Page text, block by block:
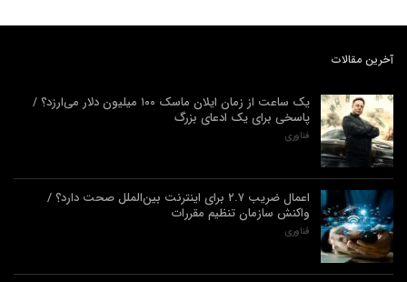
آخرین مقالات
یک ساعت از زمان ایلان ماسک ۱۰۰ میلیون دلار می‌ارزد؟ /
پاسخی برای یک ادعای بزرگ
فناوری
اعمال ضریب ۲.۷ برای اینترنت بین‌الملل صحت دارد؟ /
واکنش سازمان تنظیم مقررات
فناوری